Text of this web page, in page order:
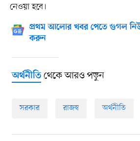
নেওয়া হবে।
প্রথম আলোর খবর পেতে গুগল
করুন
অর্থনীতিথেকে আরও পড়ুন
সরকার রাজস্ব অর্থনীতি